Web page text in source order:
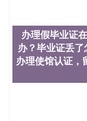
合性大学，每
生前往求学。
位、声誉、实
誉为美国本科
计系更是在当
业生大多可以
机会。许多硅
供许多相应科
办理假毕业证
办？毕业证丢
办理使馆认证，